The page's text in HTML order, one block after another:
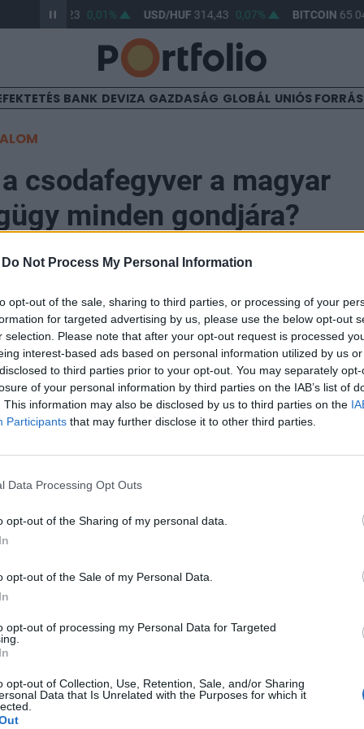
Do Not Process My Personal Information
opt-out of the sale, sharing to third parties, or processing of your
for targeted advertising by us, please use the below opt-out
selection. Please note that after your opt-out request is processed
interest-based ads based on personal information utilized by us
to third parties prior to your opt-out. You may separately
of your personal information by third parties on the IAB’s list of
This information may also be disclosed by us to third parties on the
Participants that may further disclose it to other third parties.
Data Processing Opt Outs
opt-out of the Sharing of my personal data.
opt-out of the Sale of my Personal Data.
opt-out of processing my Personal Data for Targeted
opt-out of Collection, Use, Retention, Sale, and/or Sharing
Data that Is Unrelated with the Purposes for which it
363,23 0,01% USD/HUF 314,43 0,07% BITCOIN65
BANK DEVIZA GAZDASÁG GLOBÁL UNIÓS
csodafegyver a magyar
minden gondjára?
minden eddiginél magasabb összegben számít a
ki a Portfolio a 2020-as költségvetés részletező
növekedését látva sokan adóemelésre
lapunknak küldött tájékoztatásából kiderül,
olyan intézkedés is várható, ami adókönnyítést jelent a
portfolio.hu hírarchívumához tartozik, melynek olvasása
tartalmazza:
cikkarchívum